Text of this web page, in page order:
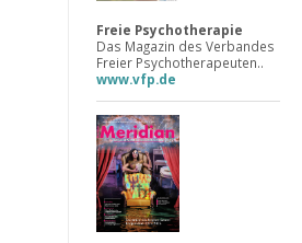
Freie Psychotherapie
Das Magazin des Verbandes
Freier Psychotherapeuten..
www.vfp.de